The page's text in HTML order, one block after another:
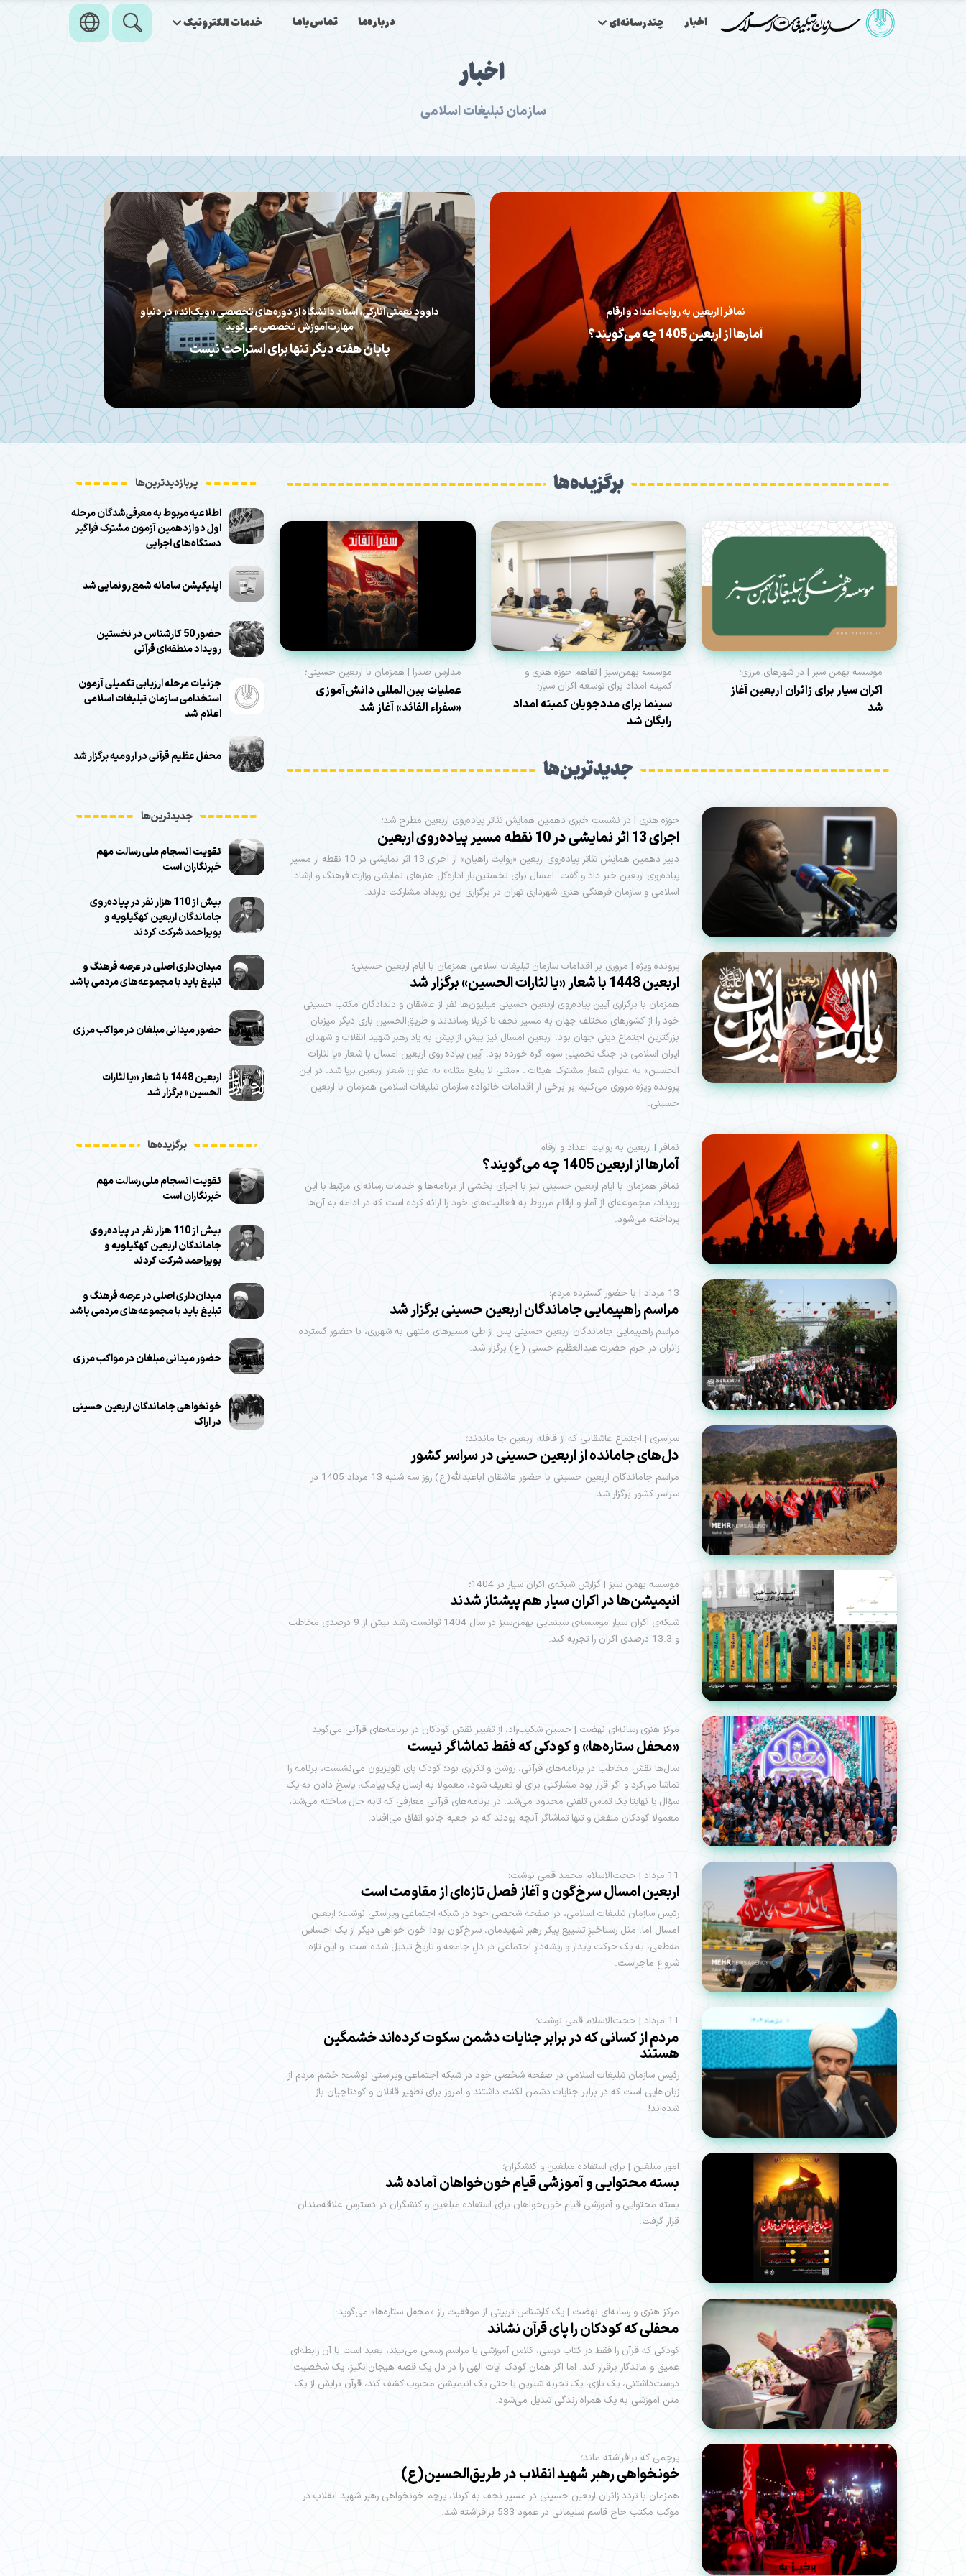
اخبار چندرسانه‌ای درباره‌ما تماس‌باما خدمات الکترونیک
اخبار
سازمان تبلیغات اسلامی
داوود نعمتی انارکی، استاد دانشگاه از دوره‌های تخصصی «ویک‌اند» در دنیاو
مهارت‌آموزش تخصصی می‌گوید
پایان هفته دیگر تنها برای استراحت نیست
مرکز هنری و رسانه‌ای نهضت | یک کارشناس تربیتی از موفقیت راز «محفل ستاره‌ها»
می‌گوید:
محفلی که کودکان را پای قرآن نشاند
مرکز هنری
برگزیده‌ها
موسسه بهمن سبز | در شهرهای مرزی؛
اکران سیار برای زائران اربعین آغاز
شد
موسسه بهمن‌سبز | تفاهم حوزه هنری و
کمیته امداد برای توسعه اکران سیار؛
سینما برای مددجویان کمیته امداد
رایگان شد
مدارس صدرا | همزمان با اربعین حسینی؛
عملیات بین‌المللی دانش‌آموزی
«سفراء القائد» آغاز شد
جدیدترین‌ها
حوزه هنری | در نشست خبری دهمین همایش تئاتر پیاده‌روی اربعین مطرح شد؛
اجرای 13 اثر نمایشی در 10 نقطه مسیر پیاده‌روی اربعین
دبیر دهمین همایش تئاتر پیاده‌روی اربعین «روایت راهیان» از اجرای 13 اثر نمایشی در 10 نقطه از مسیر
پیاده‌روی اربعین خبر داد و گفت: امسال برای نخستین‌بار اداره‌کل هنرهای نمایشی وزارت فرهنگ و ارشاد
اسلامی و سازمان فرهنگی هنری شهرداری تهران در برگزاری این رویداد مشارکت دارند.
پرونده ویژه | مروری بر اقدامات سازمان تبلیغات اسلامی همزمان با ایام اربعین حسینی؛
اربعین 1448 با شعار «یا لثارات الحسین» برگزار شد
همزمان با برگزاری آیین پیاده‌روی اربعین حسینی میلیون‌ها نفر از عاشقان و دلدادگان مکتب حسینی
خود را از کشورهای مختلف جهان به مسیر نجف تا کربلا رساندند و طریق‌الحسین باری دیگر میزبان
بزرگترین اجتماع دینی جهان بود. اربعین امسال نیز بیش از پیش به یاد رهبر شهید انقلاب و شهدای
ایران اسلامی در جنگ تحمیلی سوم گره خورده بود. آیین پیاده روی اربعین امسال با شعار «یا لثارات
الحسین» به عنوان شعار مشترک هیئات . «مثلی لا یبایع مثله» به عنوان شعار اربعین برپا شد. در این
پرونده ویژه مروری می‌کنیم بر برخی از اقدامات خانواده سازمان تبلیغات اسلامی همزمان با اربعین
حسینی.
نمافر | اربعین به روایت اعداد و ارقام
آمارها از اربعین 1405 چه می‌گویند؟
نمافر همزمان با ایام اربعین حسینی نیز با اجرای بخشی از برنامه‌ها و خدمات رسانه‌ای مرتبط با این
رویداد، مجموعه‌ای از آمار و ارقام مربوط به فعالیت‌های خود را ارائه کرده است که در ادامه به آن‌ها
پرداخته می‌شود.
13 مرداد | با حضور گسترده مردم؛
مراسم راهپیمایی جاماندگان اربعین حسینی برگزار شد
مراسم راهپیمایی جاماندگان اربعین حسینی پس از طی مسیرهای منتهی به شهرری، با حضور گسترده
زائران در حرم حضرت عبدالعظیم حسنی (ع) برگزار شد.
سراسری | اجتماع عاشقانی که از قافله اربعین جا ماندند؛
دل‌های جامانده از اربعین حسینی در سراسر کشور
مراسم جاماندگان اربعین حسینی با حضور عاشقان اباعبدالله(ع) روز سه شنبه 13 مرداد 1405 در
سراسر کشور برگزار شد.
موسسه بهمن سبز | گزارش شبکه‌ی اکران سیار در 1404؛
انیمیشن‌ها در اکران سیار هم پیشتاز شدند
شبکه‌ی اکران سیار موسسه‌ی سینمایی بهمن‌سبز در سال 1404 توانست رشد بیش از 9 درصدی مخاطب
و 13.3 درصدی اکران را تجربه کند.
مرکز هنری رسانه‌ای نهضت | حسین شکیب‌راد، از تغییر نقش کودکان در برنامه‌های قرآنی می‌گوید
«محفل ستاره‌ها» و کودکی که فقط تماشاگر نیست
سال‌ها نقش مخاطب در برنامه‌های قرآنی، روشن و تکراری بود؛ کودک پای تلویزیون می‌نشست، برنامه را
تماشا می‌کرد و اگر قرار بود مشارکتی برای او تعریف شود، معمولا به ارسال یک پیامک، پاسخ دادن به یک
سؤال یا نهایتا یک تماس تلفنی محدود می‌شد. در برنامه‌های قرآنی معارفی که تا‌به حال ساخته می‌شد،
معمولا کودکان منفعل و تنها تماشاگر آنچه بودند که در جعبه جادو اتفاق می‌افتاد.
11 مرداد | حجت‌الاسلام محمد قمی نوشت؛
اربعین امسال سرخ‌گون و آغاز فصل تازه‌ای از مقاومت است
رئیس سازمان تبلیغات اسلامی، در صفحه شخصی خود در شبکه اجتماعی ویراستی نوشت؛ اربعین
امسال اما، مثل رستاخیزِ تشییع پیکر رهبر شهیدمان، سرخ‌گون بود! خون خواهی دیگر از یک احساسِ
مقطعی، به یک حرکتِ پایدار و ریشه‌دارِ اجتماعی در دلِ جامعه و تاریخ تبدیل شده است. و این تازه
شروع ماجراست.
11 مرداد | حجت‌الاسلام قمی نوشت؛
مردم از کسانی که در برابر جنایات دشمن سکوت کرده‌اند خشمگین
هستند
رئیس سازمان تبلیغات اسلامی در صفحه شخصی خود در شبکه اجتماعی ویراستی نوشت؛ خشم مردم از
زبان‌هایی است که در برابر جنایات دشمن لکنت داشتند و امروز برای تطهیر قاتلان و کودتاچیان باز
شده‌اند!
امور مبلغین | برای استفاده مبلغین و کنشگران؛
بسته محتوایی و آموزشی قیام خون‌خواهان آماده شد
بسته محتوایی و آموزشی قیام خون‌خواهان برای استفاده مبلغین و کنشگران در دسترس علاقه‌مندان
قرار گرفت.
مرکز هنری و رسانه‌ای نهضت | یک کارشناس تربیتی از موفقیت راز «محفل ستاره‌ها» می‌گوید:
محفلی که کودکان را پای قرآن نشاند
کودکی که قرآن را فقط در کتاب درسی، کلاس آموزشی یا مراسم رسمی می‌بیند، بعید است با آن رابطه‌ای
عمیق و ماندگار برقرار کند. اما اگر همان کودک آیات الهی را در دل یک قصه هیجان‌انگیز، یک شخصیت
دوست‌داشتنی، یک بازی، یک تجربه شیرین یا حتی یک انیمیشن محبوب کشف کند، قرآن برایش از یک
متن آموزشی به یک همراه زندگی تبدیل می‌شود.
پرچمی که برافراشته ماند؛
خونخواهی رهبر شهید انقلاب در طریق‌الحسین(ع)
همزمان با تردد زائران اربعین حسینی در مسیر نجف به کربلا، پرچم خونخواهی رهبر شهید انقلاب در
موکب مکتب حاج قاسم سلیمانی در عمود 533 برافراشته شد.
پربازدیدترین‌ها
اطلاعیه مربوط به معرفی‌شدگان مرحله
اول دوازدهمین آزمون مشترک فراگیر
دستگاه‌های اجرایی
اپلیکیشن سامانه شمع رونمایی شد
حضور 50 کارشناس در نخستین
رویداد منطقه‌ای قرآنی
جزئیات مرحله ارزیابی تکمیلی آزمون
استخدامی سازمان تبلیغات اسلامی
اعلام شد
محفل عظیم قرآنی در ارومیه برگزار شد
جدیدترین‌ها
تقویت انسجام ملی رسالت مهم
خبرنگاران است
بیش از 110 هزار نفر در پیاده‌روی
جاماندگان اربعین کهگیلویه و
بویراحمد شرکت کردند
میدان‌داری اصلی در عرصه فرهنگ و
تبلیغ باید با مجموعه‌های مردمی باشد
حضور میدانی مبلغان در مواکب مرزی
اربعین 1448 با شعار «یا لثارات
الحسین» برگزار شد
برگزیده‌ها
تقویت انسجام ملی رسالت مهم
خبرنگاران است
بیش از 110 هزار نفر در پیاده‌روی
جاماندگان اربعین کهگیلویه و
بویراحمد شرکت کردند
میدان‌داری اصلی در عرصه فرهنگ و
تبلیغ باید با مجموعه‌های مردمی باشد
حضور میدانی مبلغان در مواکب مرزی
خونخواهی جاماندگان اربعین حسینی
در اراک